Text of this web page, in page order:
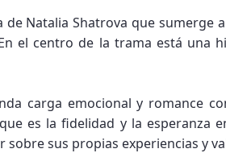
Natalia Shatrova que
el centro de la trama está una
carga emocional y romance
es la fidelidad y la esperanza
sus propias experiencias y